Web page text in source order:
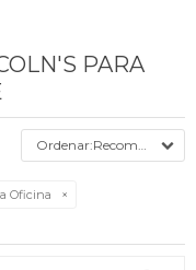
PARA
Recomendados
Oficina